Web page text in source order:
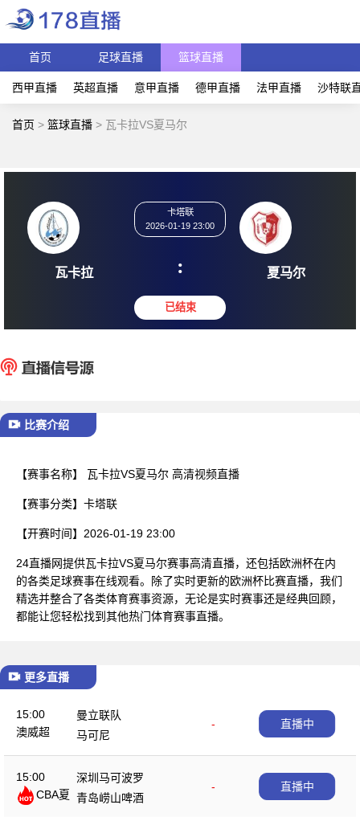
首页 足球直播 篮球直播
西甲直播 英超直播 意甲直播 德甲直播 法甲直播 沙特联
首页 > 篮球直播 > 瓦卡拉VS夏马尔
瓦卡拉
2026-01-19 23:00
: 夏
比赛介绍
【赛事名称】 瓦卡拉VS夏马尔 高清视频直播
【赛事分类】 卡塔联
【开赛时间】 2026-01-19 23:00
24直播网提供瓦卡拉VS夏马尔赛事高清直播，还包括欧洲杯在内
的各类足球赛事在线观看。除了实时更新的欧洲杯比赛直播，我们
精选并整合了各类体育赛事资源，无论是实时赛事还是经典回顾，
都能让您轻松找到其他热门体育赛事直播。
更多直播
15:00
澳威超
曼立联队
-
马可尼
直播中
15:00
CBA夏
深圳马可波罗
-
青岛崂山啤酒
直播中